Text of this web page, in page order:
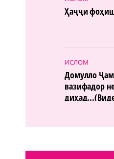
Ҳаҷҷи
ИСЛОМ
Домулло
вазифадор